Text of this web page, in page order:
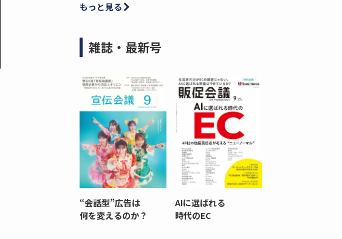
もっと見る
雑誌・最新号
“会話型”広告は
何を変えるのか？
AIに選ばれる
時代のEC